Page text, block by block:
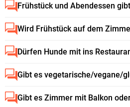
Frühstück und Abendessen
Wird Frühstück auf dem
Dürfen Hunde mit ins
Gibt es vegetarische/vegane/
Gibt es Zimmer mit Balkon